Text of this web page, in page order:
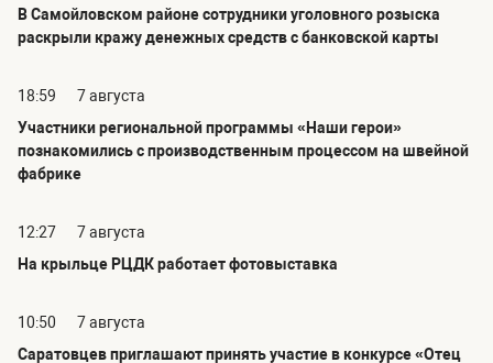
В Самойловском районе сотрудники уголовного розыска
раскрыли кражу денежных средств с банковской карты
18:59
7 августа
Участники региональной программы «Наши герои»
познакомились с производственным процессом на швейной
фабрике
12:27
7 августа
На крыльце РЦДК работает фотовыставка
10:50
7 августа
Саратовцев приглашают принять участие в конкурсе «Отец